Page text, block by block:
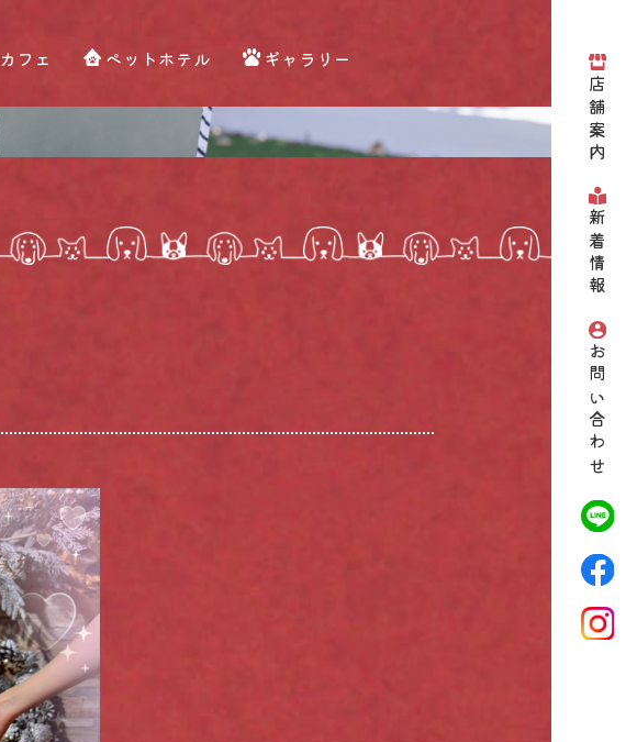
カフェ ペットホテル ギャラリー
店舗案内
新着情報
お問い合わせ